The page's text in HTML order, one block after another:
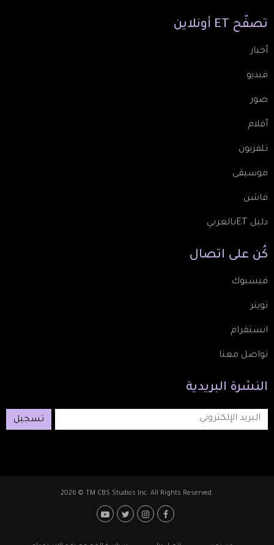
تصفّح ET أونلاين
أخبار
فيديو
صور
أفلام
تلفزيون
موسيقى
فاشن
دليل ETبالعربي
كُن على اتصال
فيسبوك
تويتر
انستقرام
تواصل معنا
النشرة البريدية
تسجيل
2026 © TM CBS Studios Inc. All Rights Reserved.
Footer: Social Media